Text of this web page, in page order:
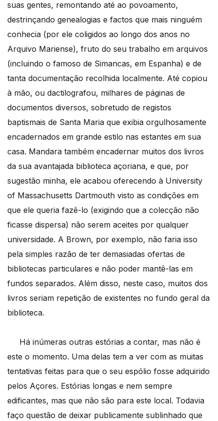
suas gentes, remontando até ao povoamento,
destrinçando genealogias e factos que mais ninguém
conhecia (por ele coligidos ao longo dos anos no
Arquivo Mariense), fruto do seu trabalho em arquivos
(incluindo o famoso de Simancas, em Espanha) e de
tanta documentação recolhida localmente. Até copiou
à mão, ou dactilografou, milhares de páginas de
documentos diversos, sobretudo de registos
baptismais de Santa Maria que exibia orgulhosamente
encadernados em grande estilo nas estantes em sua
casa. Mandara também encadernar muitos dos livros
da sua avantajada biblioteca açoriana, e que, por
sugestão minha, ele acabou oferecendo à University
of Massachusetts Dartmouth visto as condições em
que ele queria fazê-lo (exigindo que a colecção não
ficasse dispersa) não serem aceites por qualquer
universidade. A Brown, por exemplo, não faria isso
pela simples razão de ter demasiadas ofertas de
bibliotecas particulares e não poder mantê-las em
fundos separados. Além disso, neste caso, muitos dos
livros seriam repetição de existentes no fundo geral da
biblioteca.
Há inúmeras outras estórias a contar, mas não é
este o momento. Uma delas tem a ver com as muitas
tentativas feitas para que o seu espólio fosse adquirido
pelos Açores. Estórias longas e nem sempre
edificantes, mas que não são para este local. Todavia
faço questão de deixar publicamente sublinhado que